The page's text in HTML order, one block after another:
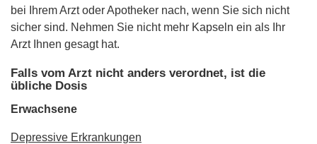
bei Ihrem Arzt oder Apotheker nach, wenn Sie sich nicht
sicher sind. Nehmen Sie nicht mehr Kapseln ein als Ihr
Arzt Ihnen gesagt hat.
Falls vom Arzt nicht anders verordnet, ist die
übliche Dosis
Erwachsene
Depressive Erkrankungen